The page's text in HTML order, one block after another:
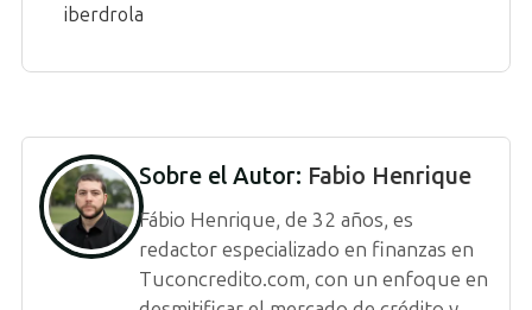
iberdrola
Sobre el Autor: Fabio Henrique
Fábio Henrique, de 32 años, es
redactor especializado en finanzas en
Tuconcredito.com, con un enfoque en